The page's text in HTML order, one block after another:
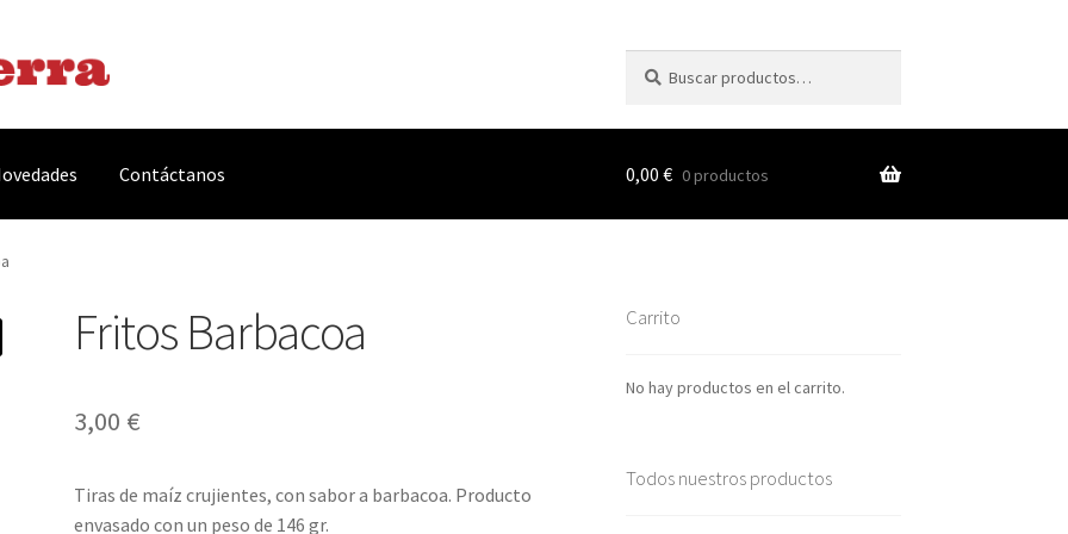
por:
Contáctanos
Complementos y Servicios Métodos de pago
Y Cookies
0,00 € 0 productos
Fritos Barbacoa
3,00 €
Tiras de maíz crujientes, con sabor a barbacoa. Producto
envasado con un peso de 146 gr.
Carrito
No hay productos en el carrito.
Todos nuestros productos